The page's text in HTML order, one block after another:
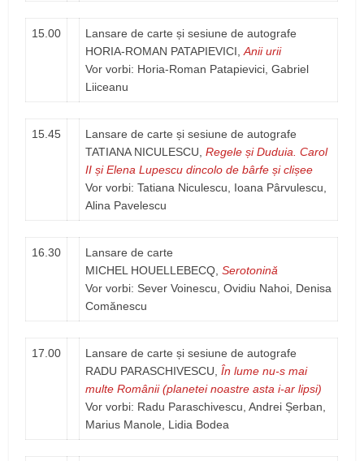
15.00
Lansare de carte și sesiune de autografe
HORIA-ROMAN PATAPIEVICI,Anii urii
Vor vorbi: Horia-Roman Patapievici, Gabriel
Liiceanu
15.45
Lansare de carte și sesiune de autografe
TATIANA NICULESCU,Regele și Duduia. Carol
II și Elena Lupescu dincolo de bârfe și clișee
Vor vorbi: Tatiana Niculescu, Ioana Pârvulescu,
Alina Pavelescu
16.30
Lansare de carte
MICHEL HOUELLEBECQ,Serotonină
Vor vorbi: Sever Voinescu, Ovidiu Nahoi, Denisa
Comănescu
17.00
Lansare de carte și sesiune de autografe
RADU PARASCHIVESCU,În lume nu-s mai
multe Românii (planetei noastre asta i-ar lipsi)
Vor vorbi: Radu Paraschivescu, Andrei Șerban,
Marius Manole, Lidia Bodea